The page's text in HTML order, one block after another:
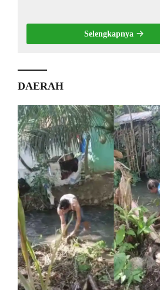
Selengkapnya
DAERAH